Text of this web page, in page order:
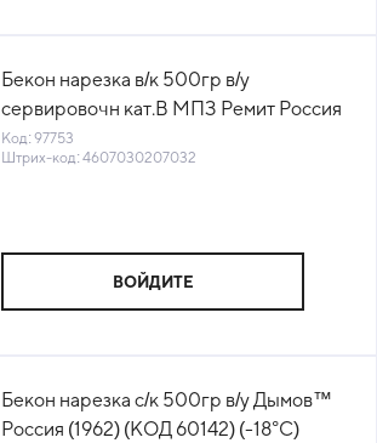
Бекон нарезка в/к 500гр в/у
сервировочн кат.В МПЗ Ремит Россия
(КОД 97753) (-18°С)
Код: 97753
Штрих-код: 4607030207032
ВОЙДИТЕ
Бекон нарезка с/к 500гр в/у Дымов™
Россия (1962) (КОД 60142) (-18°С)